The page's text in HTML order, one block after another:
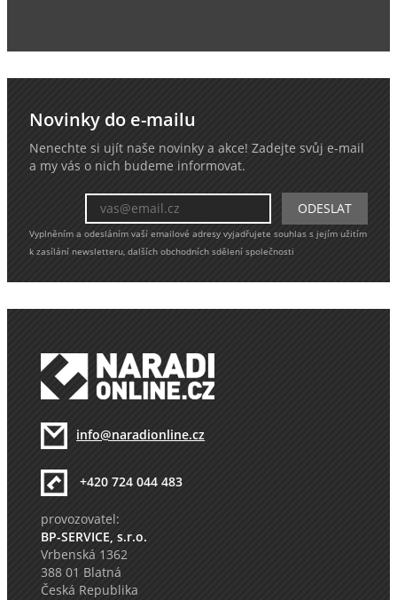
Novinky do e-mailu
Nenechte si ujít naše novinky a akce! Zadejte svůj e-mail
a my vás o nich budeme informovat.
Vyplněním a odesláním vaší emailové adresy vyjadřujete souhlas s jejím užitím
k zasílání newsletteru, dalších obchodních sdělení společnosti
info@naradionline.cz
+420 724 044 483
provozovatel:
BP-SERVICE, s.r.o.
Vrbenská 1362
388 01 Blatná
Česká Republika